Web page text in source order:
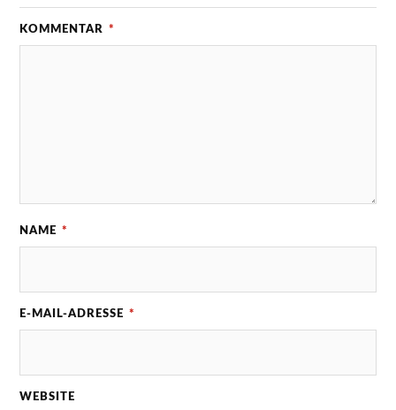
KOMMENTAR *
NAME *
E-MAIL-ADRESSE *
WEBSITE